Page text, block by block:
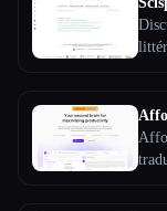
Comparer les outils
Toutes les catégories
À propos
des